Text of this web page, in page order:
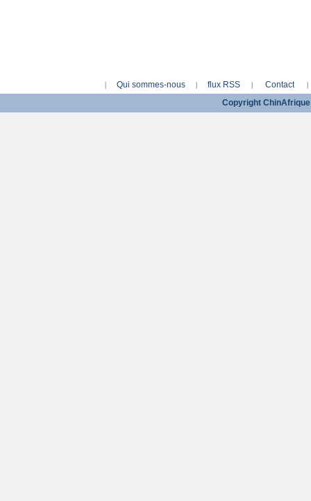
| Qui sommes-nous | flux RSS | Contact |
Copyright